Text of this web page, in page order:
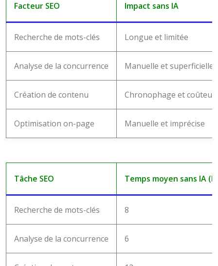
Facteur SEO Impact sans IA
Recherche de mots-clés Longue et limitée
Analyse de la concurrence Manuelle et superficielle
Création de contenu Chronophage et
Optimisation on-page Manuelle et imprécise
Tâche SEO Temps moyen sans IA
Recherche de mots-clés 8
Analyse de la concurrence 6